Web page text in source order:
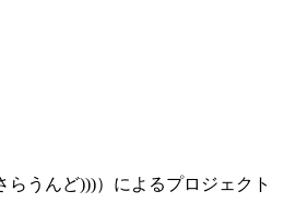
うんど)))）によるプロジェクト